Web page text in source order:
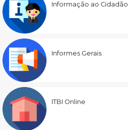
Informação ao Cidadão
Informes Gerais
ITBI Online